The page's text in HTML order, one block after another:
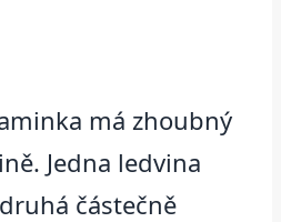
má zhoubný
Jedna ledvina
částečně